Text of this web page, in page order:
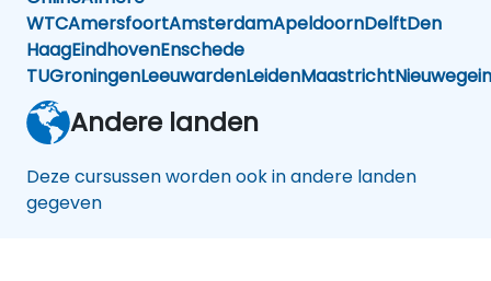
WTCAmersfoortAmsterdamApeldoornDelftDen
HaagEindhovenEnschede
TUGroningenLeeuwardenLeidenMaastrichtNieuwegein
Andere landen
Deze cursussen worden ook in andere landen
gegeven